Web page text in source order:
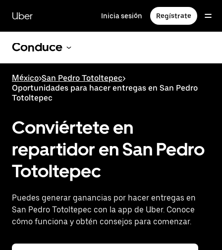
contenido
principal
Uber Inicia sesión Regístrate
Conduce
México>San Pedro Totoltepec>
Oportunidades para hacer entregas en San Pedro
Totoltepec
Conviértete en
repartidor en San Pedro
Totoltepec
Puedes generar ganancias por hacer entregas en
San Pedro Totoltepec con la app de Uber. Conoce
cómo funciona y obtén consejos para comenzar.